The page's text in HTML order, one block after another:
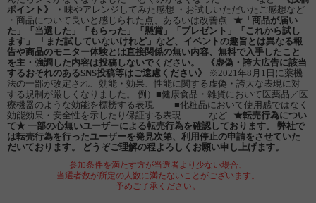
ポイント》
・味やアレンジしてみた感想 ・お試しいただいたご感想など
・商品について良いと感じられた点、あるいは改善点 ★「商品が届い
た」「当選した」「もらった」「懸賞」「プレゼント」「これから試し
ます」
「まだ試していないけれど」など、イベントの趣旨とは異なる報
告や商品のモニター体験とは直接関係の無い内容、無料で入手したこと
を主・強調した内容は投稿しないでください。
《虚偽・誇大広告に該当
するおそれのあるSNS投稿等はご遠慮ください》
※2021年8月1日に薬機
法の一部が改定され、効能・効果、性能に関する虚偽・誇大な表現に対
する規制が厳しくなりました。 例）■健康食品・雑貨において医薬品／医
療機器のような効能を標榜する表現 ■化粧品において使用感ではなく
効能効果・安全性を示したり保証する表現 など ★転売行為につい
て★ 一部の心無いユーザーによる転売行為を確認しております。
弊社で
は転売行為を行ったユーザーを発見次第、利用停止の申請をさせていた
だいております。
どうぞご理解の程よろしくお願い申し上げます。
参加条件を満たす方が当選者より少ない場合、
当選者数が所定の人数に満たないことがございます。
予めご了承ください。